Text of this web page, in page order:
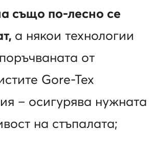
също по-лесно се
а някои технологии
от
Gore-Tex
– осигурява нужната
на стъпалата;